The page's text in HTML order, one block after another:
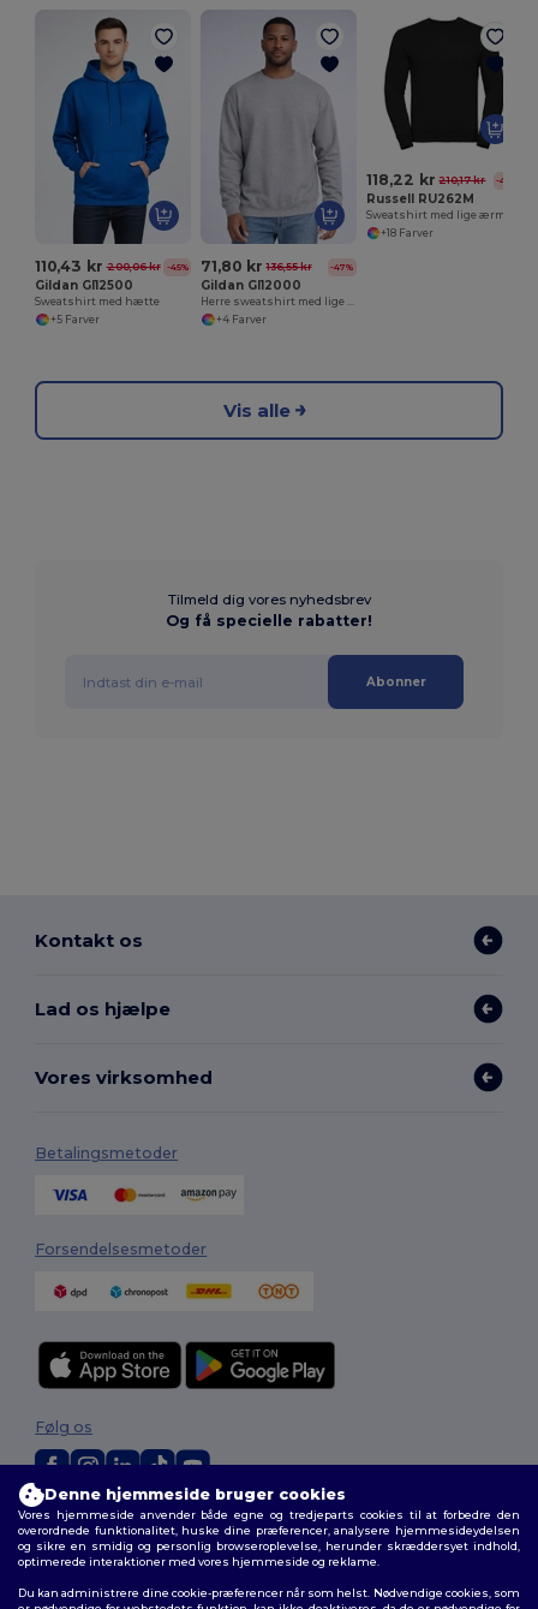
110,43 kr 200,06 kr -45%
Gildan GI12500
Sweatshirt med hætte
+5 Farver
71,80 kr 136,55 kr -47%
Gildan GI12000
Herre sweatshirt med lige ærmer
+4 Farver
118,22 kr 210,17 kr -44%
Russell RU262M
Sweatshirt med lige ærmer
+18 Farver
Vis alle
Tilmeld dig vores nyhedsbrev
Og få specielle rabatter!
Abonner
Kontakt os
Lad os hjælpe
Vores virksomhed
Betalingsmetoder
Forsendelsesmetoder
2026. Alle rettigheder forbeholdes
Vilkår og Betingelser|Tilpasset politik|Fortrolighedspolitik|Politik for
cookies|Sitemap
Følg os
Denne hjemmeside bruger cookies
Vores hjemmeside anvender både egne og tredjeparts cookies til at forbedre den
overordnede funktionalitet, huske dine præferencer, analysere hjemmesideydelsen
og sikre en smidig og personlig browseroplevelse, herunder skræddersyet indhold,
optimerede interaktioner med vores hjemmeside og reklame.
Du kan administrere dine cookie-præferencer når som helst. Nødvendige cookies, som